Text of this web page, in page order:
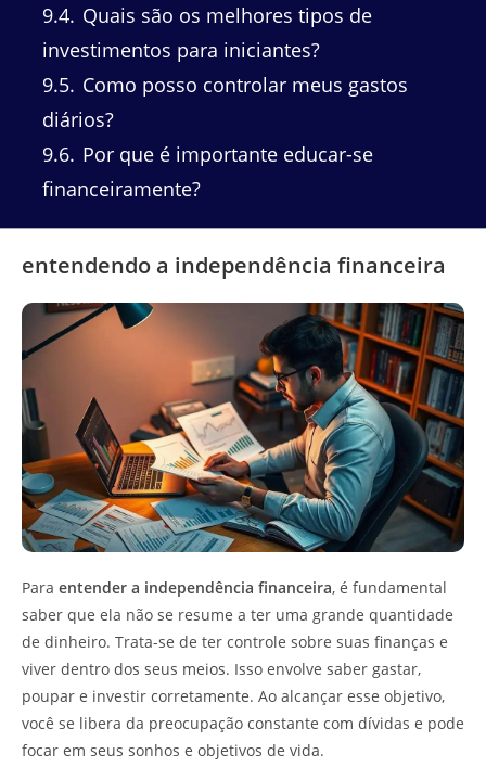
9.4 Quais são os melhores tipos de
investimentos para iniciantes?
9.5 Como posso controlar meus gastos
diários?
9.6 Por que é importante educar-se
financeiramente?
entendendo a independência financeira
Para entender a independência financeira, é fundamental
saber que ela não se resume a ter uma grande quantidade
de dinheiro. Trata-se de ter controle sobre suas finanças e
viver dentro dos seus meios. Isso envolve saber gastar,
poupar e investir corretamente. Ao alcançar esse objetivo,
você se libera da preocupação constante com dívidas e pode
focar em seus sonhos e objetivos de vida.